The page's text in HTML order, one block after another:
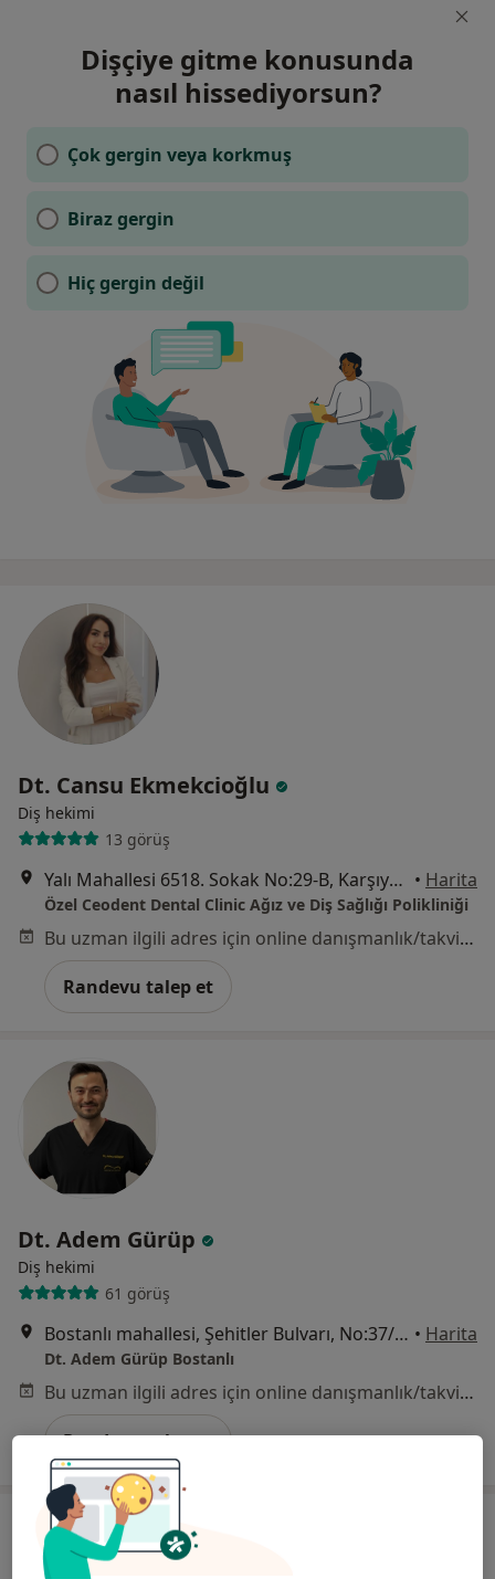
Dişçiye gitme konusunda
nasıl hissediyorsun?
Çok gergin veya korkmuş
Biraz gergin
Hiç gergin değil
Dt. Cansu Ekmekcioğlu
Diş hekimi
13 görüş
Yalı Mahallesi 6518. Sokak No:29-B, Karşıyaka • Harita
Özel Ceodent Dental Clinic Ağız ve Diş Sağlığı Polikliniği
Bu uzman ilgili adres için online danışmanlık/takvim sunmuyor.
Randevu talep et
Dt. Adem Gürüp
Diş hekimi
61 görüş
Bostanlı mahallesi, Şehitler Bulvarı, No:37/B Karşıyaka, İzmir • Harita
Dt. Adem Gürüp Bostanlı
Bu uzman ilgili adres için online danışmanlık/takvim sunmuyor.
Randevu talep et